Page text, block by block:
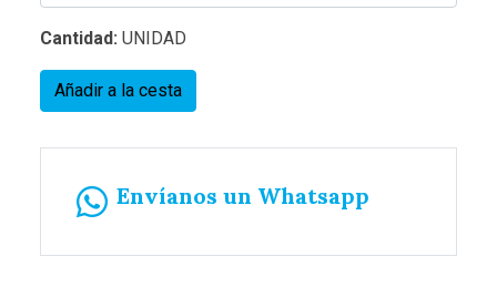
Cantidad: UNIDAD
Añadir a la cesta
Envíanos un Whatsapp